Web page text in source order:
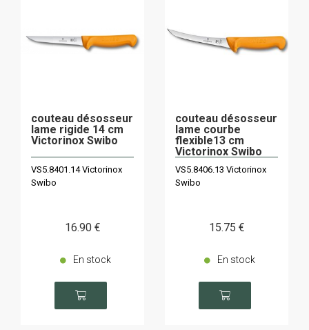
couteau désosseur
lame rigide 14 cm
Victorinox Swibo
VS5.8401.14 Victorinox
Swibo
16.90 €
En stock
couteau désosseur
lame courbe
flexible13 cm
Victorinox Swibo
VS5.8406.13 Victorinox
Swibo
15.75 €
En stock